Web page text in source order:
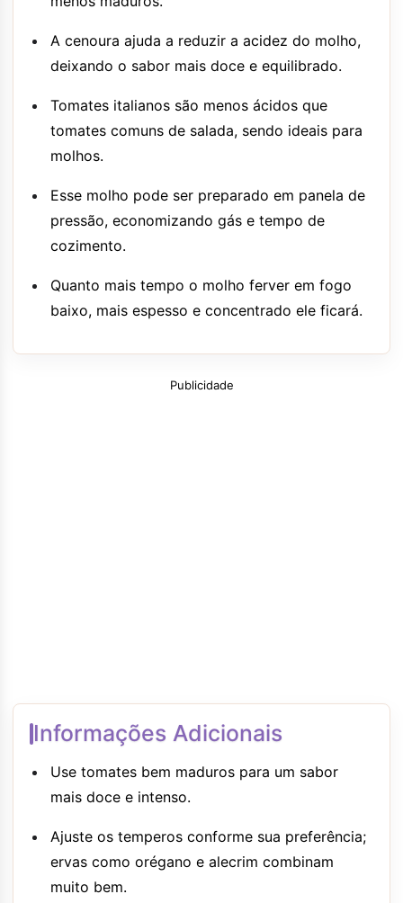
A cenoura ajuda a reduzir a acidez do molho,
deixando o sabor mais doce e equilibrado.
Tomates italianos são menos ácidos que
tomates comuns de salada, sendo ideais para
molhos.
Esse molho pode ser preparado em panela de
pressão, economizando gás e tempo de
cozimento.
Quanto mais tempo o molho ferver em fogo
baixo, mais espesso e concentrado ele ficará.
Publicidade
Informações Adicionais
Use tomates bem maduros para um sabor
mais doce e intenso.
Ajuste os temperos conforme sua preferência;
ervas como orégano e alecrim combinam
muito bem.